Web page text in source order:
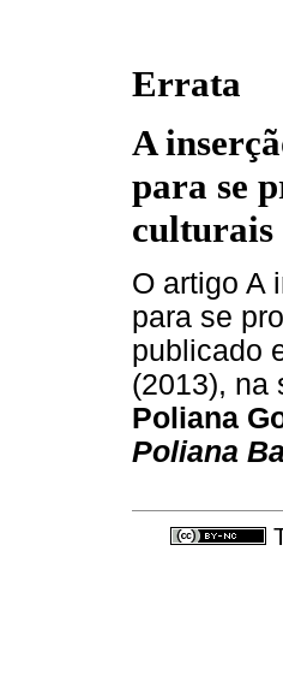
Errata
A
para se
culturais
O artigo A
para se
publicado
(2013), na
Poliana
Poliana